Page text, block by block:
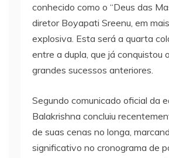
conhecido como o “Deus das
diretor Boyapati Sreenu, em
explosiva. Esta será a quarta
entre a dupla, que já conquistou
grandes sucessos anteriores.
Segundo comunicado oficial da
Balakrishna concluiu
de suas cenas no longa,
significativo no cronograma de